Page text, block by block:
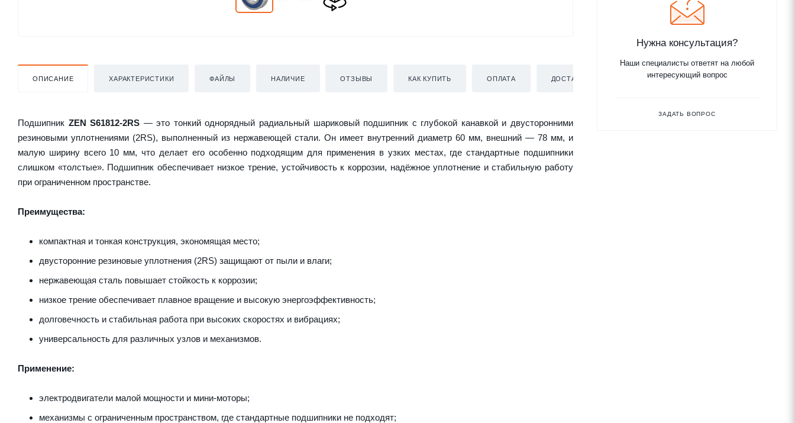
ОПИСАНИЕ ХАРАКТЕРИСТИКИ ФАЙЛЫ НАЛИЧИЕ ОТЗЫВЫ КАК КУПИТЬ ОПЛАТА ДОСТАВКА
Подшипник ZEN S61812-2RS — это тонкий однорядный радиальный шариковый подшипник с глубокой канавкой и двусторонними
резиновыми уплотнениями (2RS), выполненный из нержавеющей стали. Он имеет внутренний диаметр 60 мм, внешний — 78 мм, и
малую ширину всего 10 мм, что делает его особенно подходящим для применения в узких местах, где стандартные подшипники
слишком «толстые». Подшипник обеспечивает низкое трение, устойчивость к коррозии, надёжное уплотнение и стабильную работу
при ограниченном пространстве.
Преимущества:
компактная и тонкая конструкция, экономящая место;
двусторонние резиновые уплотнения (2RS) защищают от пыли и влаги;
нержавеющая сталь повышает стойкость к коррозии;
низкое трение обеспечивает плавное вращение и высокую энергоэффективность;
долговечность и стабильная работа при высоких скоростях и вибрациях;
универсальность для различных узлов и механизмов.
Применение:
электродвигатели малой мощности и мини-моторы;
механизмы с ограниченным пространством, где стандартные подшипники не подходят;
Нужна консультация?
Наши специалисты ответят на любой
интересующий вопрос
ЗАДАТЬ ВОПРОС